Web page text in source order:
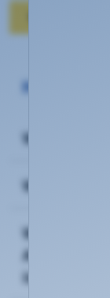
Häufige
Wie lange
Wie viele
Wie kann
Anschluss
ist?